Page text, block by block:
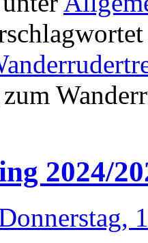
2024/